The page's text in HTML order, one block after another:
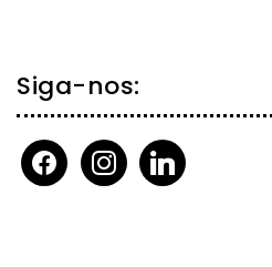
Siga-nos:
facebookinstagramlinkedin